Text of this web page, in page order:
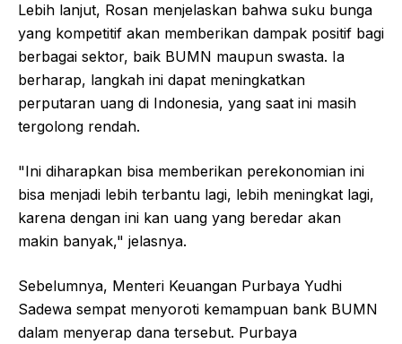
Lebih lanjut, Rosan menjelaskan bahwa suku bunga
yang kompetitif akan memberikan dampak positif bagi
berbagai sektor, baik BUMN maupun swasta. Ia
berharap, langkah ini dapat meningkatkan
perputaran uang di Indonesia, yang saat ini masih
tergolong rendah.
"Ini diharapkan bisa memberikan perekonomian ini
bisa menjadi lebih terbantu lagi, lebih meningkat lagi,
karena dengan ini kan uang yang beredar akan
makin banyak," jelasnya.
Sebelumnya, Menteri Keuangan Purbaya Yudhi
Sadewa sempat menyoroti kemampuan bank BUMN
dalam menyerap dana tersebut. Purbaya